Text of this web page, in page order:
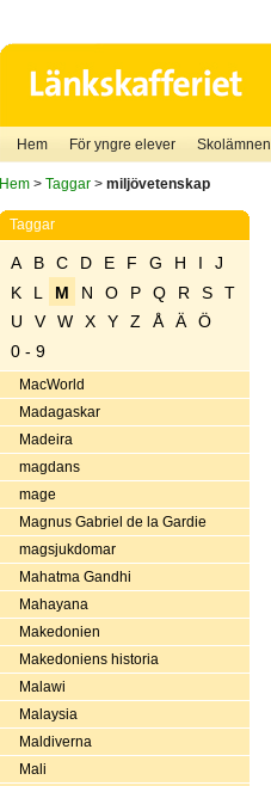
Hem För yngre elever Skolämnen
Hem> Taggar> miljövetenskap
Taggar
A B C D E F G H I
J
K
L M N O P Q R S
T
U
V W X Y Z Å Ä
Ö
0 - 9
MacWorld
Madagaskar
Madeira
magdans
mage
Magnus Gabriel de la Gardie
magsjukdomar
Mahatma Gandhi
Mahayana
Makedonien
Makedoniens historia
Malawi
Malaysia
Maldiverna
Mali